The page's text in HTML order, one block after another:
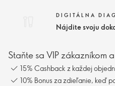
DIGITÁLNA
Nájdite svoju
Staňte sa VIP zákazníkom
15% Cashback z každej
10% Bonus za zdieľanie, keď